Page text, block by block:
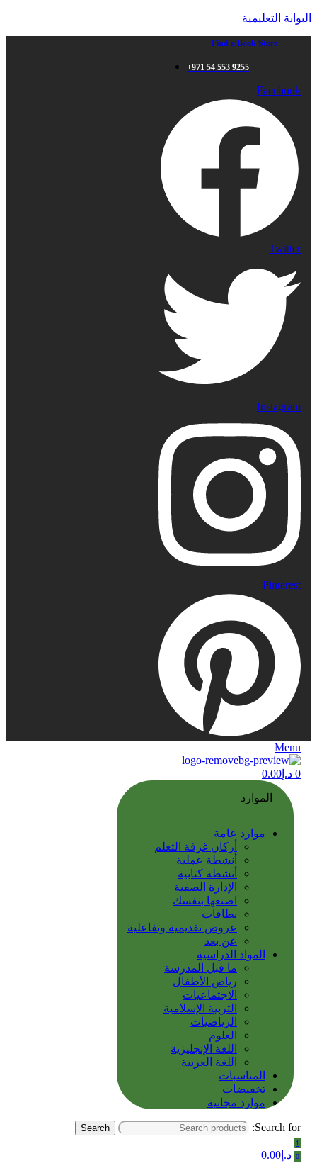
البوابة التعليمية
Find a Book Store
+971 54 553 9255
Facebook
Twitter
Instagram
Pinterest
Menu
0 د.إ 0.00
الموارد
موارد عامة
أركان غرفة التعلم
أنشطة عملية
أنشطة كتابية
الإدارة الصفية
اصنعها بنفسك
بطاقات
عروض تقديمية وتفاعلية
عن بعد
المواد الدراسية
ما قبل المدرسة
رياض الأطفال
الاجتماعيات
التربية الإسلامية
الرياضيات
العلوم
اللغة الإنجليزية
اللغة العربية
المناسبات
تخفيضات
موارد مجانية
Search for:
Search
1
0 د.إ 0.00